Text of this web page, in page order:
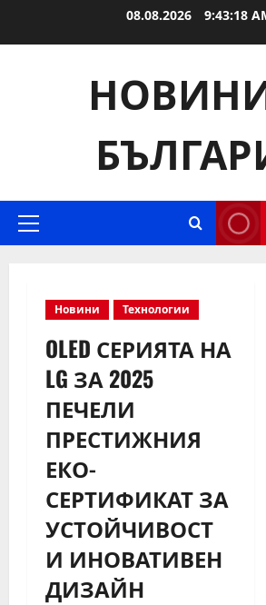
08.08.2026 9:43:18
Primary
Новини Технологии
OLED СЕРИЯТА НА
LG ЗА 2025
ПЕЧЕЛИ
ПРЕСТИЖНИЯ
ЕКО-
СЕРТИФИКАТ ЗА
УСТОЙЧИВОСТ
И ИНОВАТИВЕН
ДИЗАЙН